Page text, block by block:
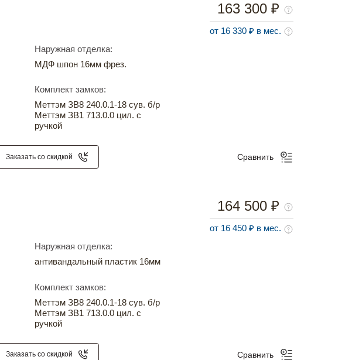
Наружная отделка:
МДФ шпон 16мм фрез.
Комплект замков:
Меттэм ЗВ8 240.0.1-18 сув. б/р
Меттэм ЗВ1 713.0.0 цил. с
ручкой
163 300 ₽
от 16 330 ₽ в мес.
Заказать со скидкой Сравнить
Наружная отделка:
антивандальный пластик 16мм
Комплект замков:
Меттэм ЗВ8 240.0.1-18 сув. б/р
Меттэм ЗВ1 713.0.0 цил. с
ручкой
164 500 ₽
от 16 450 ₽ в мес.
Заказать со скидкой Сравнить